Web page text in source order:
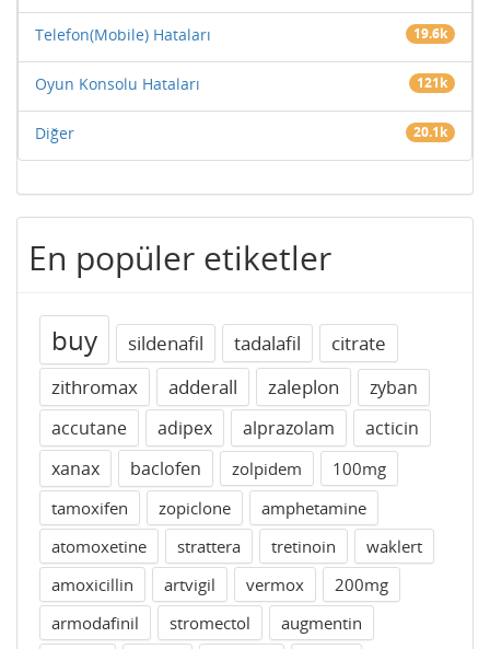
Telefon(Mobile) Hataları 19.6k
Oyun Konsolu Hataları 121k
Diğer 20.1k
En popüler etiketler
buy sildenafil tadalafil
citrate
zithromax
adderall zaleplon
zyban
accutane
adipex alprazolam
acticin
xanax
baclofen zolpidem
100mg
tamoxifen
zopiclone
amphetamine
atomoxetine
strattera tretinoin
waklert
amoxicillin
artvigil vermox
200mg
armodafinil
stromectol
augmentin